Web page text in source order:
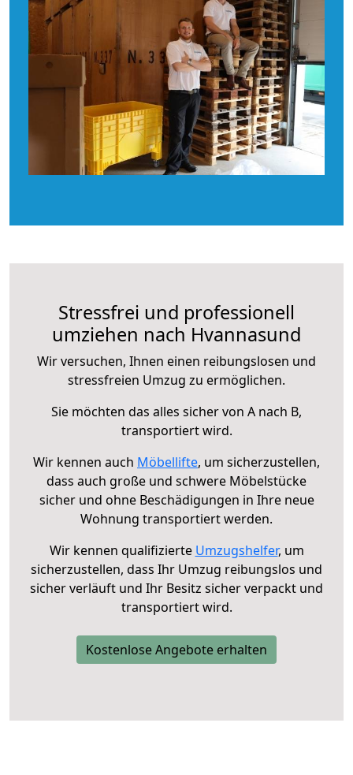
Stressfrei und professionell
umziehen nach Hvannasund
Wir versuchen, Ihnen einen reibungslosen und
stressfreien Umzug zu ermöglichen.
Sie möchten das alles sicher von A nach B,
transportiert wird.
Wir kennen auch Möbellifte, um sicherzustellen,
dass auch große und schwere Möbelstücke
sicher und ohne Beschädigungen in Ihre neue
Wohnung transportiert werden.
Wir kennen qualifizierte Umzugshelfer, um
sicherzustellen, dass Ihr Umzug reibungslos und
sicher verläuft und Ihr Besitz sicher verpackt und
transportiert wird.
Kostenlose Angebote erhalten